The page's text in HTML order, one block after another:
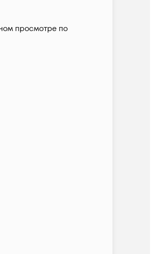
просмотре по